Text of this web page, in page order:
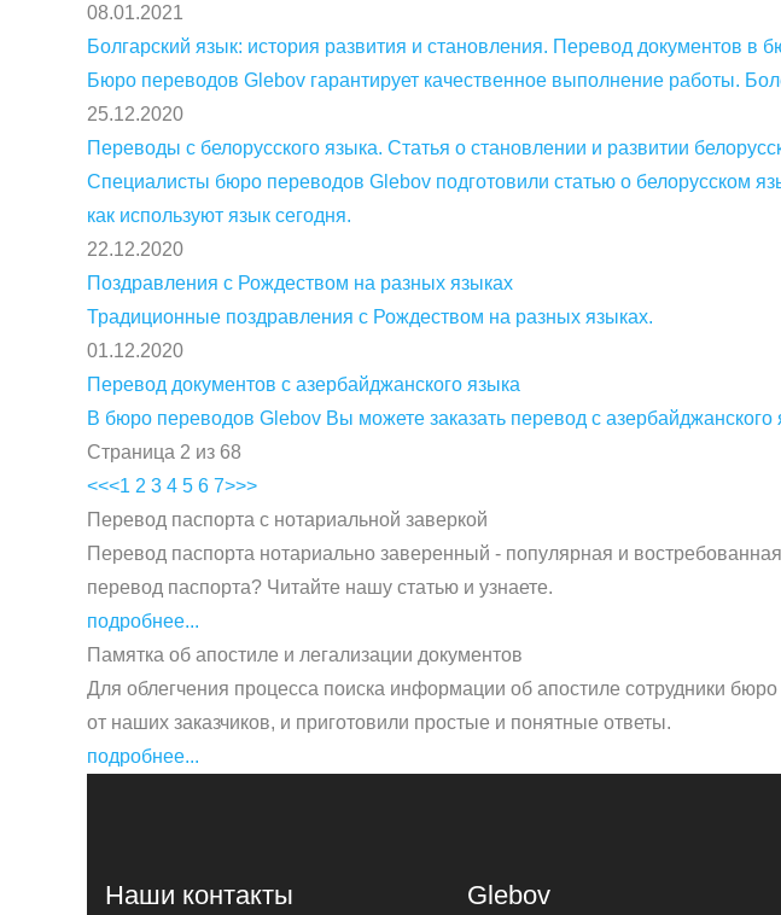
08.01.2021
Болгарский язык: история развития и становления. Перевод документов в
Бюро переводов Glebov гарантирует качественное выполнение работы.
25.12.2020
Переводы с белорусского языка. Статья о становлении и развитии
Специалисты бюро переводов Glebov подготовили статью о белорусском
как используют язык сегодня.
22.12.2020
Поздравления с Рождеством на разных языках
Традиционные поздравления с Рождеством на разных языках.
01.12.2020
Перевод документов с азербайджанского языка
В бюро переводов Glebov Вы можете заказать перевод с
Страница 2 из 68
<<<1 2 3 4 5 6 7>>>
Перевод паспорта с нотариальной заверкой
Перевод паспорта нотариально заверенный - популярная и
перевод паспорта? Читайте нашу статью и узнаете.
подробнее...
Памятка об апостиле и легализации документов
Для облегчения процесса поиска информации об апостиле сотрудники
от наших заказчиков, и приготовили простые и понятные ответы.
подробнее...
Наши контакты Glebov